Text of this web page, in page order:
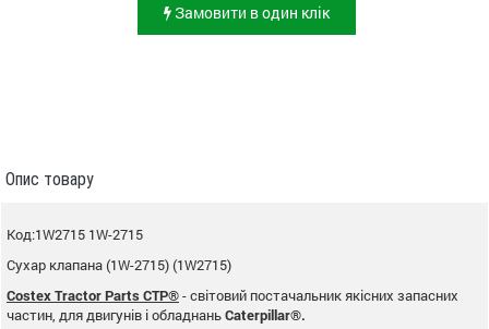
Замовити в один клік
Опис товару
Код:1W2715 1W-2715
Сухар клапана (1W-2715) (1W2715)
Costex Tractor Parts CTP®- світовий постачальник якісних запасних
частин, для двигунів і обладнаньCaterpillar®.